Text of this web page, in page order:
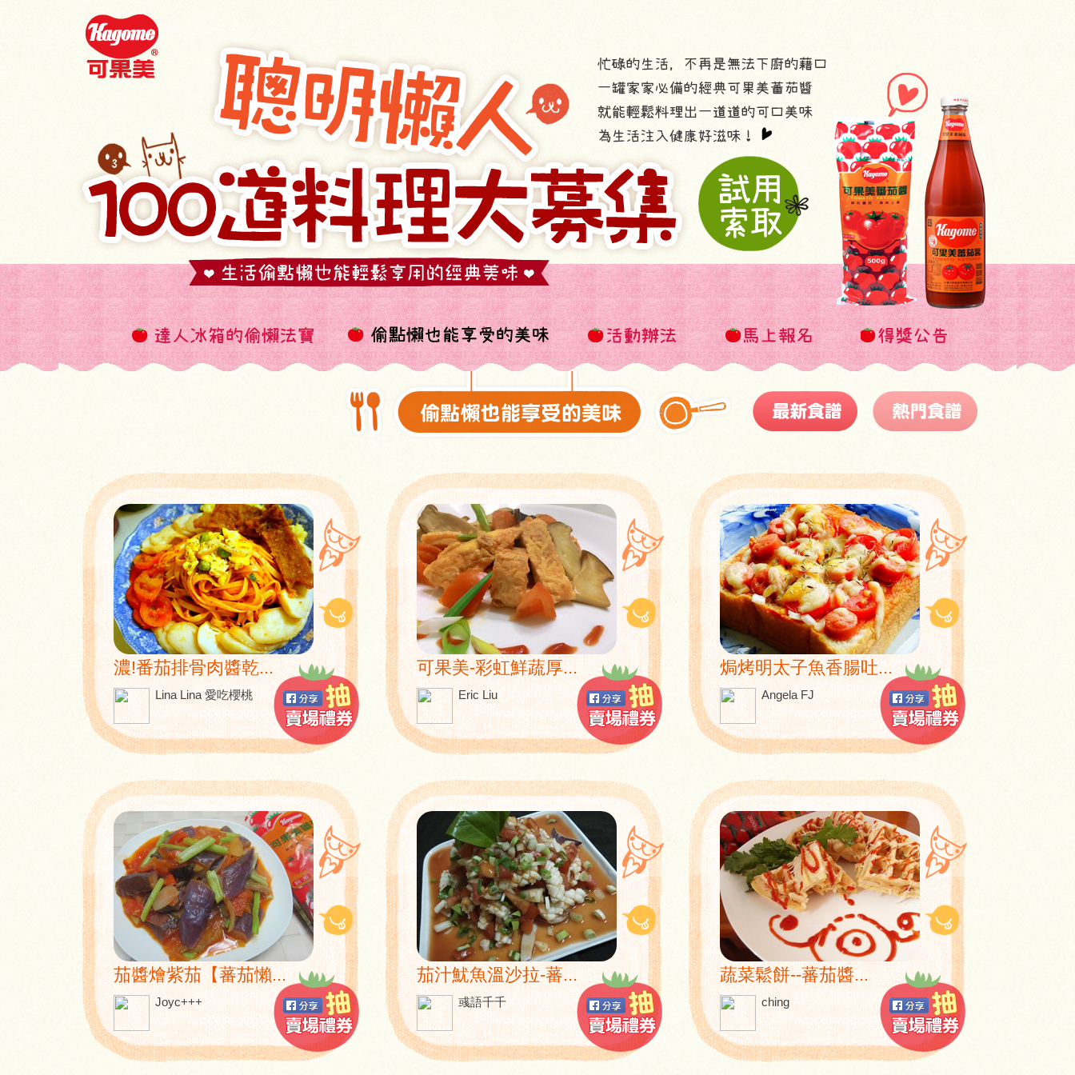
濃!番茄排骨肉醬乾...
Lina Lina 愛吃櫻桃
可果美-彩虹鮮蔬厚...
Eric Liu
焗烤明太子魚香腸吐...
Angela FJ
茄醬燴紫茄【蕃茄懶...
Joyc+++
茄汁魷魚溫沙拉-蕃...
彧語千千
蔬菜鬆餅--蕃茄醬...
ching